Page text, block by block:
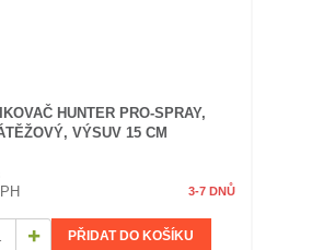
HUNTER PRO-SPRAY,
VÝSUV 15 CM
3-7 DNŮ
PŘIDAT DO KOŠÍKU